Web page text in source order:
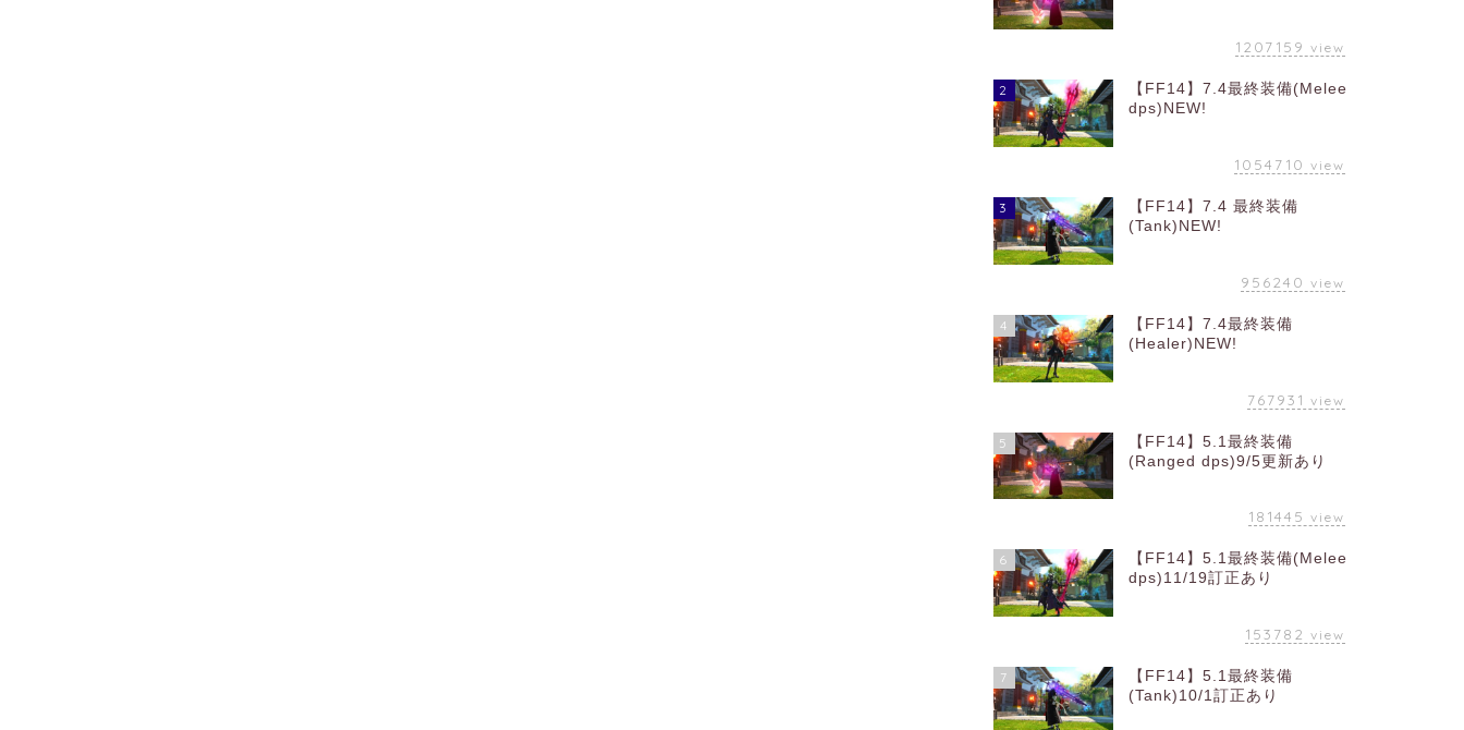
1207159 view
2
【FF14】7.4最終装備(Melee
dps)NEW!
1054710 view
3
【FF14】7.4 最終装備
(Tank)NEW!
956240 view
4
【FF14】7.4最終装備
(Healer)NEW!
767931 view
5
【FF14】5.1最終装備
(Ranged dps)9/5更新あり
181445 view
6
【FF14】5.1最終装備(Melee
dps)11/19訂正あり
153782 view
7
【FF14】5.1最終装備
(Tank)10/1訂正あり